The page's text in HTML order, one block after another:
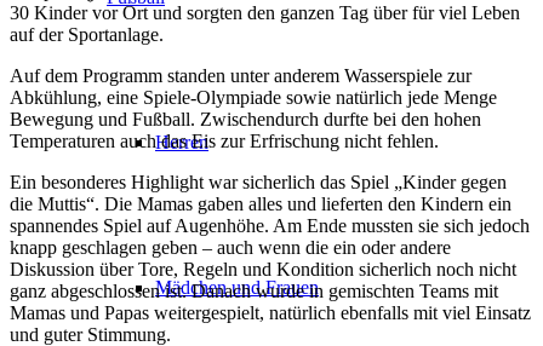
Herren
Mädchen und Frauen
30 Kinder vor Ort und sorgten den ganzen Tag über für viel Leben
auf der Sportanlage.
Auf dem Programm standen unter anderem Wasserspiele zur
Abkühlung, eine Spiele-Olympiade sowie natürlich jede Menge
Bewegung und Fußball. Zwischendurch durfte bei den hohen
Temperaturen auch das Eis zur Erfrischung nicht fehlen.
Ein besonderes Highlight war sicherlich das Spiel „Kinder gegen
die Muttis“. Die Mamas gaben alles und lieferten den Kindern ein
spannendes Spiel auf Augenhöhe. Am Ende mussten sie sich jedoch
knapp geschlagen geben – auch wenn die ein oder andere
Diskussion über Tore, Regeln und Kondition sicherlich noch nicht
ganz abgeschlossen ist. Danach wurde in gemischten Teams mit
Mamas und Papas weitergespielt, natürlich ebenfalls mit viel Einsatz
und guter Stimmung.